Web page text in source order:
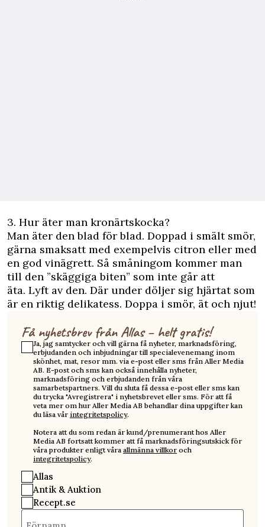
3. Hur äter man kronärtskocka?
Man äter den blad för blad. Doppad i smält smör,
gärna smaksatt med exempelvis citron eller med
en god vinägrett. Så småningom kommer man
till den ”skäggiga biten” som inte går att
äta. Lyft av den. Där under döljer sig hjärtat som
är en riktig delikatess. Doppa i smör, ät och njut!
Få nyhetsbrev från Allas – helt gratis!
Ja, jag samtycker och vill gärna få nyheter, marknadsföring,
erbjudanden och inbjudningar till specialevenemang inom
skönhet, mat, resor mm. via e-post eller sms från Aller Media
AB. E-post och sms kan också innehålla nyheter,
marknadsföring och erbjudanden från våra
samarbetspartners. Vill du sluta få dessa e-post eller sms kan
du trycka "Avregistrera" i nyhetsbrevet eller sms. För att få
veta mer om hur Aller Media AB behandlar dina uppgifter kan
du läsa vår integritetspolicy.
Notera att du som redan är kund/prenumerant hos Aller
Media AB fortsatt kommer att få marknadsföringsutskick för
våra produkter enligt våra allmänna villkor och
integritetspolicy.
Allas
Antik & Auktion
Recept.se